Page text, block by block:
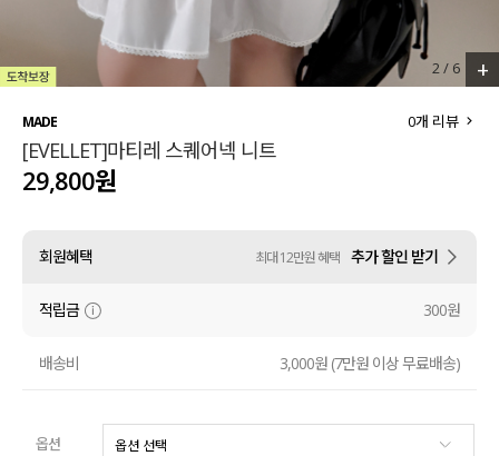
티셔츠
셔츠
원피스
니트
스커트
언더웨어
2/ 6 +
MADE
[EVELLET]마티레 스퀘어넥 니트
0개 리뷰
29,800원
회원혜택 최대 12만원 혜택 추가 할인 받기
적립금 300원
배송비 3,000원 (7만원 이상 무료배송)
옵션